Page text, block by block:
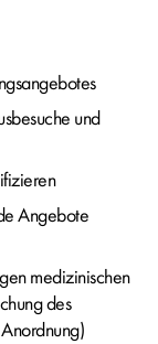
und
Angebote
medizinischen
des